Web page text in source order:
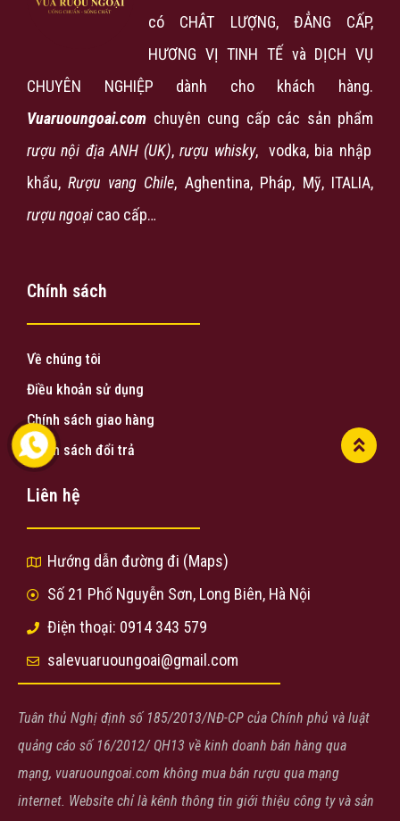
có CHÂT LƯỢNG, ĐẲNG CẤP,
HƯƠNG VỊ TINH TẾ và DỊCH VỤ
CHUYÊN NGHIỆP dành cho khách hàng.
Vuaruoungoai.com chuyên cung cấp các sản phẩm
rượu nội địa ANH (UK),rượu whisky, vodka, bia nhập
khẩu,Rượu vang Chile, Aghentina, Pháp, Mỹ, ITALIA,
rượu ngoại cao cấp…
Chính sách
Về chúng tôi
Điều khoản sử dụng
Chính sách giao hàng
Chính sách đổi trả
Liên hệ
Hướng dẫn đường đi (Maps)
Số 21 Phố Nguyễn Sơn, Long Biên, Hà Nội
Điện thoại: 0914 343 579
salevuaruoungoai@gmail.com
Tuân thủ Nghị định số 185/2013/NĐ-CP của Chính phủ và luật
quảng cáo số 16/2012/ QH13 về kinh doanh bán hàng qua
mạng, vuaruoungoai.com không mua bán rượu qua mạng
internet. Website chỉ là kênh thông tin giới thiệu công ty và sản